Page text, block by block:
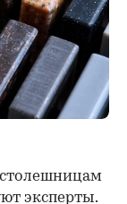
эксперты.